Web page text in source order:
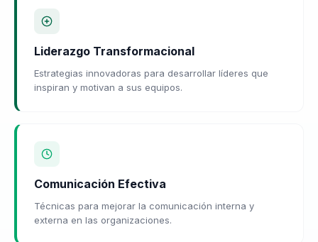
Liderazgo Transformacional
Estrategias innovadoras para desarrollar líderes que
inspiran y motivan a sus equipos.
Comunicación Efectiva
Técnicas para mejorar la comunicación interna y
externa en las organizaciones.